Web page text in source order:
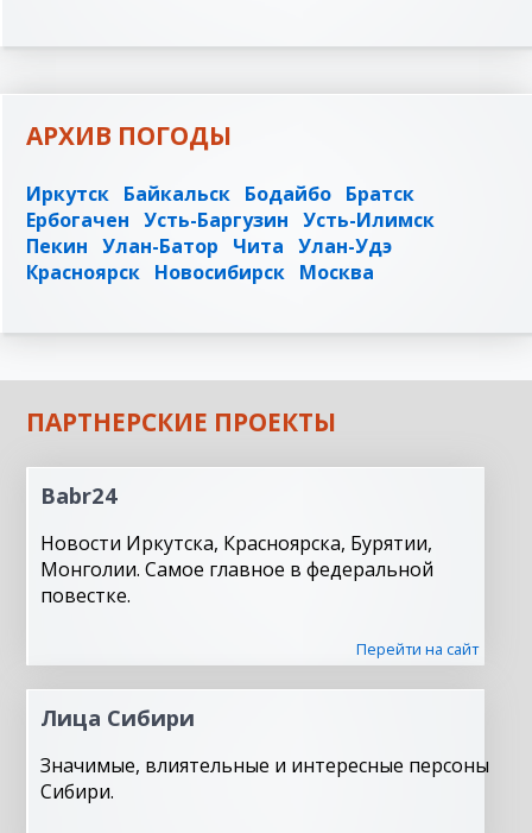
АРХИВ ПОГОДЫ
Иркутск Байкальск Бодайбо Братск
Ербогачен Усть-Баргузин Усть-Илимск
Пекин Улан-Батор Чита Улан-Удэ
Красноярск Новосибирск Москва
ПАРТНЕРСКИЕ ПРОЕКТЫ
Babr24
Новости Иркутска, Красноярска, Бурятии,
Монголии. Самое главное в федеральной
повестке.
Перейти на сайт
Лица Сибири
Значимые, влиятельные и интересные персоны
Сибири.